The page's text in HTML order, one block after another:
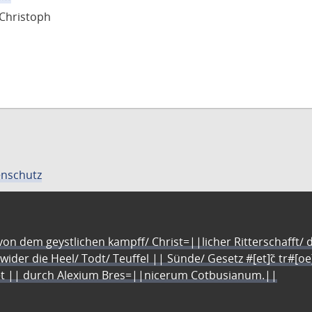
dem geystlichen kampff/ Christ=||licher Ritterschafft/
die Heel/ Todt/ Teuffel || Sünde/ Gesetz #[et]c̃
|| durch Alexium Bres=||nicerum Cotbusianum.||